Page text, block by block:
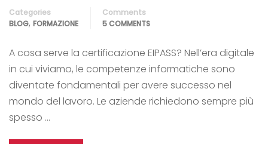
Categories
BLOG, FORMAZIONE
Comments
5 COMMENTS
A cosa serve la certificazione EIPASS? Nell’era digitale
in cui viviamo, le competenze informatiche sono
diventate fondamentali per avere successo nel
mondo del lavoro. Le aziende richiedono sempre più
spesso …